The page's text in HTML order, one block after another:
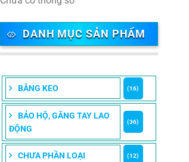
DANH MỤC SẢN PHẨM
BĂNG KEO (16)
BẢO HỘ, GĂNG TAY LAO
ĐỘNG
(36)
CHƯA PHẦN LOẠI (12)